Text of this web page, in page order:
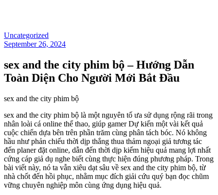
Uncategorized
September 26, 2024
sex and the city phim bộ – Hướng Dẫn
Toàn Diện Cho Người Mới Bắt Đầu
sex and the city phim bộ
sex and the city phim bộ là một nguyên tố ưa sử dụng rộng rãi trong
nhân loài cá online thể thao, giúp gamer Dự kiến một vài kết quả
cuộc chiến dựa bên trên phần trăm cùng phân tách bóc. Nó không
hầu như phản chiếu thời dịp thắng thua thảm ngoại giả tương tác
đến planer đặt online, dẫn đến thời dịp kiếm hiệu quả mang lợi nhất
cứng cáp giả dụ nghe biết cùng thực hiện đúng phương pháp. Trong
bài viết này, nó ta vẫn xiêu dạt sâu về sex and the city phim bộ, từ
nhà chốt đến hồi phục, nhằm mục đích giải cứu quý bạn đọc chũm
vững chuyên nghiệp môn cùng ứng dụng hiệu quả.